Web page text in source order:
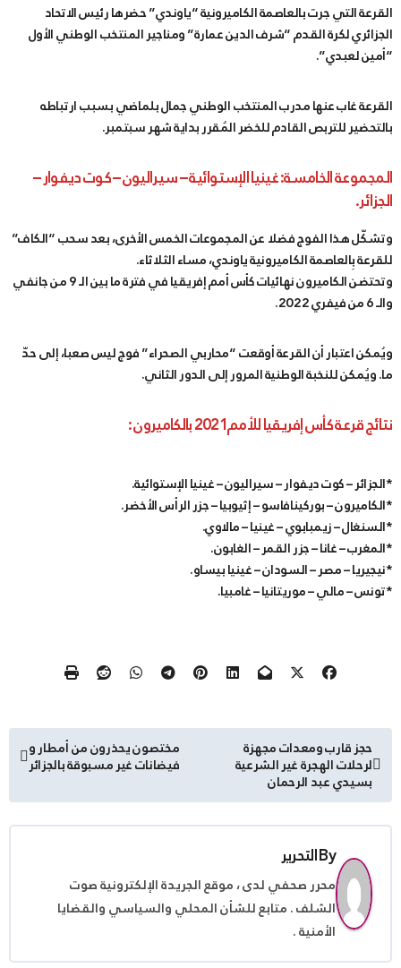
القرعة التي جرت بالعاصمة الكاميرونية “ياوندي” حضرها رئيس الاتحاد
الجزائري لكرة القدم “شرف الدين عمارة” ومناجير المنتخب الوطني الأول
“أمين لعبدي”.
القرعة غاب عنها مدرب المنتخب الوطني جمال بلماضي بسبب ارتباطه
بالتحضير للتربص القادم للخضر المُقرر بداية شهر سبتمبر.
المجموعة الخامسة: غينيا الإستوائية – سيراليون – كوت ديفوار –
الجزائر.
وتشكّل هذا الفوج فضلا عن المجموعات الخمس الأخرى، بعد سحب “الكاف”
للقرعة بِالعاصمة الكاميرونية ياوندي، مساء الثلاثاء.
وتحتضن الكاميرون نهائيات كأس أمم إفريقيا في فترة ما بين الـ 9 من جانفي
والـ 6 من فيفري 2022.
ويُمكن اعتبار أن القرعة أوقعت “محاربي الصحراء” فوج ليس صعبا، إلى حدّ
ما. ويُمكن للنخبة الوطنية المرور إلى الدور الثاني.
نتائج قرعة كأس إفريقيا للأمم2021 بالكاميرون :
*الجزائر – كوت ديفوار – سيراليون – غينيا الإستوائية.
*الكاميرون – بوركينافاسو – إثيوبيا – جزر الرأس الأخضر.
*السنغال – زيمبابوي – غينيا – مالاوي.
*المغرب – غانا – جزر القمر – الغابون.
*نيجيريا – مصر – السودان – غينيا بيساو.
*تونس – مالي – موريتانيا – غامبيا.
تصفّح
المقالات
حجز قارب ومعدات مجهزة
لرحلات الهجرة غير الشرعية
بسيدي عبد الرحمان
مختصون يحذرون من أمطار و
فيضانات غير مسبوقة بالجزائر
Byالتحرير
محرر صحفي لدى ، موقع الجريدة الإلكترونية صوت
الشلف . متابع للشأن المحلي والسياسي والقضايا
الأمنية .